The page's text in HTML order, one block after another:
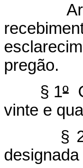
Art.
pregão.
§ 1º
vinte e
§